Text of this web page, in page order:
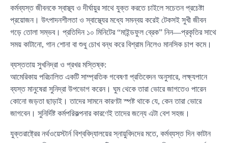
কর্মব্যস্ত জীবনকে স্বাস্থ্য ও দীর্ঘায়ুর সাথে যুক্ত করতে চাইলে সচেতন প্রচেষ্টা
প্রয়োজন। উৎপাদনশীলতা ও স্বাস্থ্যের মধ্যে সমন্বয় করেই টেকসই সুখী জীবন
গড়ে তোলা সম্ভব। প্রতিদিন ১০ মিনিটের “মাইন্ডফুল ব্রেক” নিন—প্রকৃতির সাথে
সময় কাটানো, গান শোনা বা শুধু চোখ বন্ধ করে বিশ্রাম নিলেও মানসিক চাপ কমে।
ব্যস্ততায় সুখনিদ্রা ও প্রখর মস্তিষ্ক:
আমেরিকায় পরিচালিত একটি সাম্প্রতিক গবেষণা প্রতিবেদন অনুসারে, লক্ষ্যপানে
ব্যস্ত মানুষেরা সুনিদ্রা উপভোগ করেন। ঘুম থেকে তারা ভোরে জাগতেও পারেন
কোনো জড়তা ছাড়াই। তাদের সামনে কারণটা স্পষ্ট থাকে যে, কেন তারা ভোরে
জাগবেন। সুনির্দিষ্ট কর্মপরিকল্পনার কারণেই তাদের জন্যে এটা বেশ সহজ।
যুক্তরাষ্ট্রের নর্থওয়েস্টার্ন বিশ্ববিদ্যালয়ের স্নায়ুবিদদের মতে, কর্মব্যস্ত দিন কাটান